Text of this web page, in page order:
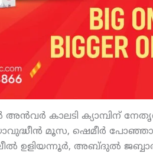
അന്‍വര്‍ കാലടി ക്യാമ്പിന്
മൂസ, ഷെമീര്‍
ഉളിയന്നൂര്‍, അബ്ദുല്‍